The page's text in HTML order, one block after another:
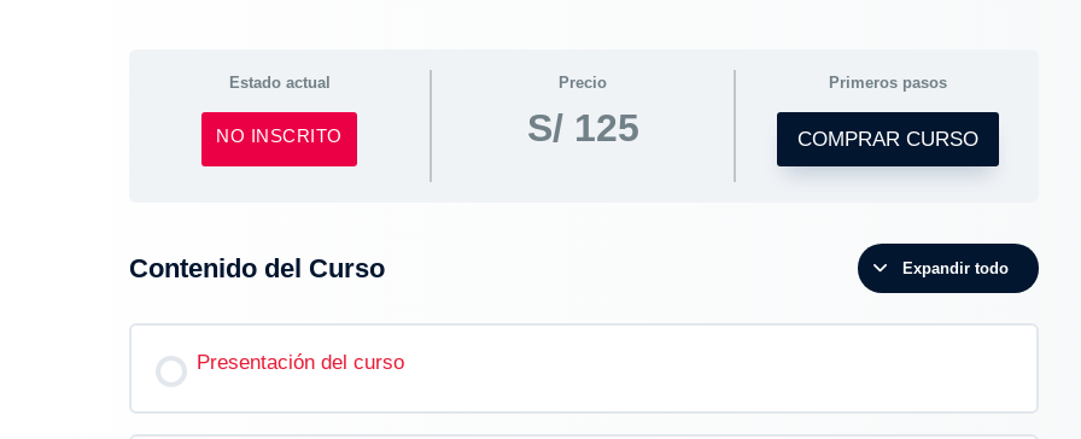
Estado actual
NO INSCRITO
Precio
S/ 125
Primeros pasos
COMPRAR CURSO
Contenido del Curso Expandir todo
Presentación del curso